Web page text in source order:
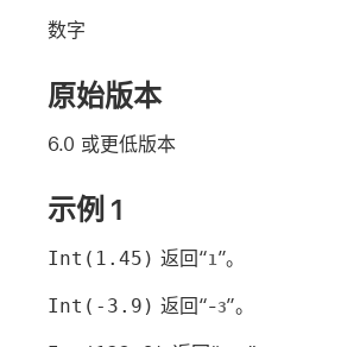
数字
原始版本
6.0 或更低版本
示例 1
Int(1.45) 返回“1”。
Int(-3.9) 返回“-3”。